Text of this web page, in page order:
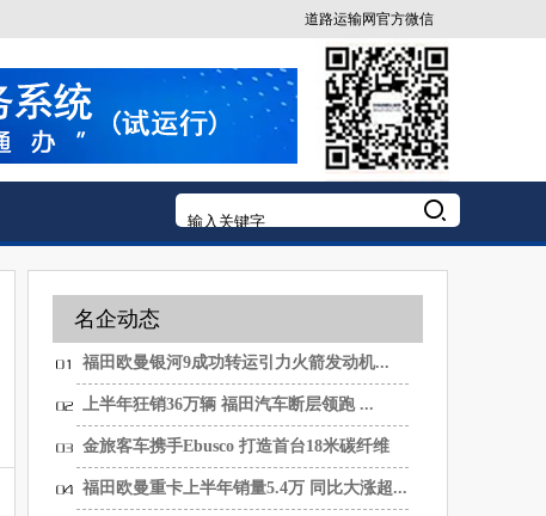
道路运输网官方微信
名企动态
福田欧曼银河9成功转运引力火箭发动机...
上半年狂销36万辆 福田汽车断层领跑 ...
金旅客车携手Ebusco 打造首台18米碳纤维
纯...
福田欧曼重卡上半年销量5.4万 同比大涨超...